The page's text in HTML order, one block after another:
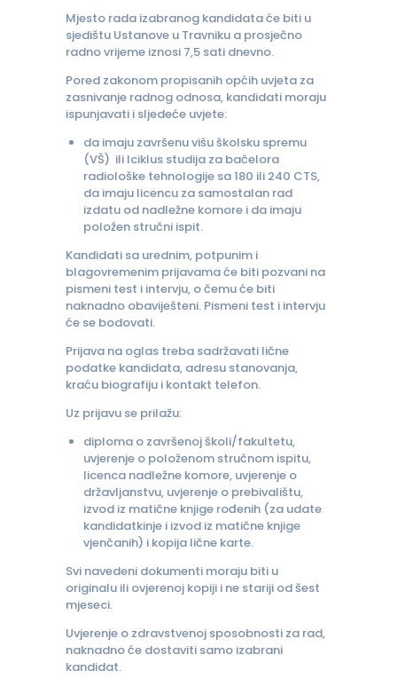
Mjesto rada izabranog kandidata će biti u
sjedištu Ustanove u Travniku a prosječno
radno vrijeme iznosi 7,5 sati dnevno.
Pored zakonom propisanih općih uvjeta za
zasnivanje radnog odnosa, kandidati moraju
ispunjavati i sljedeće uvjete:
da imaju završenu višu školsku spremu
(VŠ) ili Iciklus studija za bačelora
radiološke tehnologije sa 180 ili 240 CTS,
da imaju licencu za samostalan rad
izdatu od nadležne komore i da imaju
položen stručni ispit.
Kandidati sa urednim, potpunim i
blagovremenim prijavama će biti pozvani na
pismeni test i intervju, o čemu će biti
naknadno obaviješteni. Pismeni test i intervju
će se bodovati.
Prijava na oglas treba sadržavati lične
podatke kandidata, adresu stanovanja,
kraću biografiju i kontakt telefon.
Uz prijavu se prilažu:
diploma o završenoj školi/fakultetu,
uvjerenje o položenom stručnom ispitu,
licenca nadležne komore, uvjerenje o
državljanstvu, uvjerenje o prebivalištu,
izvod iz matične knjige rođenih (za udate
kandidatkinje i izvod iz matične knjige
vjenčanih) i kopija lične karte.
Svi navedeni dokumenti moraju biti u
originalu ili ovjerenoj kopiji i ne stariji od šest
mjeseci.
Uvjerenje o zdravstvenoj sposobnosti za rad,
naknadno će dostaviti samo izabrani
kandidat.